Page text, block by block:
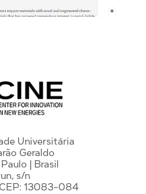
Universitária
Geraldo
| Brasil
s/n
13083-084